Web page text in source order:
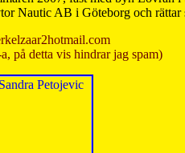
Nautic AB i Göteborg och rättar
på detta vis hindrar jag spam)